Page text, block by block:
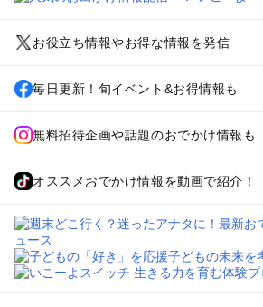
お役立ち情報やお得な情報を発信
毎日更新！旬イベント&お得情報も
無料招待企画や話題のおでかけ情報も
オススメおでかけ情報を動画で紹介！